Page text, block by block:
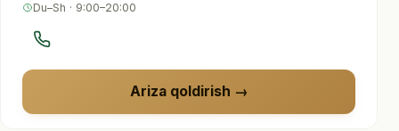
Du–Sh · 9:00–20:00
Ariza qoldirish